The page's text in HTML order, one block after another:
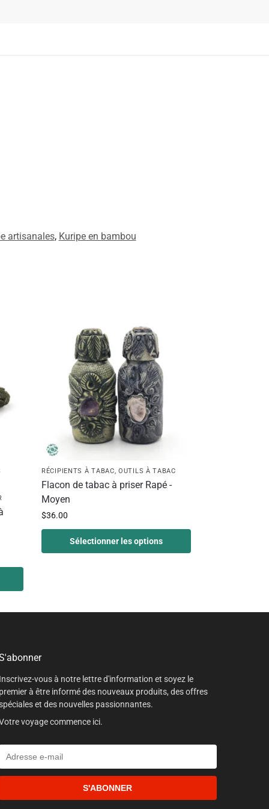
artisanales, Kuripe en bambou
RÉCIPIENTS À TABAC,OUTILS À TABAC
Flacon de tabac à priser Rapé -
Moyen
$36.00
Sélectionner les options
Inscrivez-vous à notre lettre d'information et soyez le
premier à être informé des nouveaux produits, des offres
et des nouvelles passionnantes.
voyage commence ici.
S'ABONNER